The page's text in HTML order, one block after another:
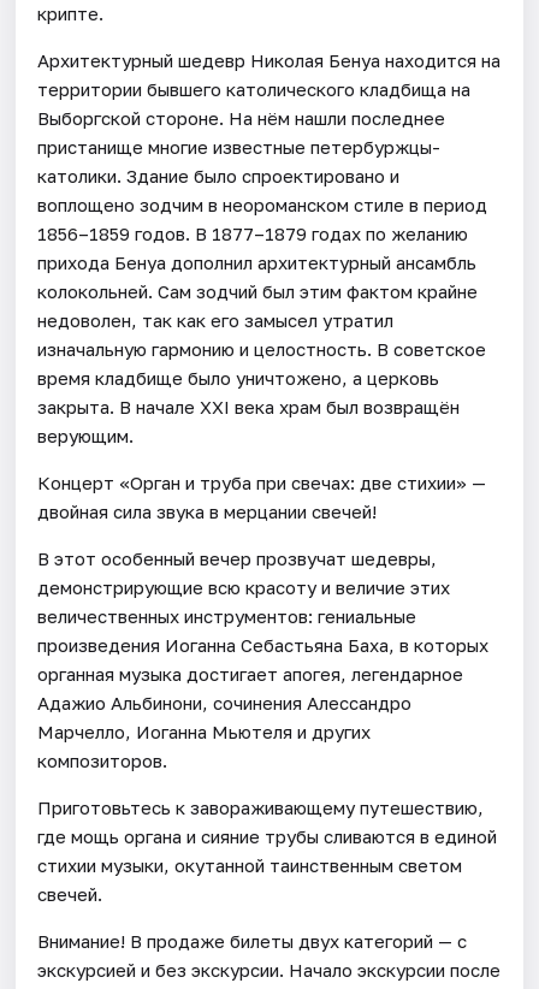
крипте.
Архитектурный шедевр Николая Бенуа находится на
территории бывшего католического кладбища на
Выборгской стороне. На нём нашли последнее
пристанище многие известные петербуржцы-
католики. Здание было спроектировано и
воплощено зодчим в неороманском стиле в период
1856–1859 годов. В 1877–1879 годах по желанию
прихода Бенуа дополнил архитектурный ансамбль
колокольней. Сам зодчий был этим фактом крайне
недоволен, так как его замысел утратил
изначальную гармонию и целостность. В советское
время кладбище было уничтожено, а церковь
закрыта. В начале XXI века храм был возвращён
верующим.
Концерт «Орган и труба при свечах: две стихии» —
двойная сила звука в мерцании свечей!
В этот особенный вечер прозвучат шедевры,
демонстрирующие всю красоту и величие этих
величественных инструментов: гениальные
произведения Иоганна Себастьяна Баха, в которых
органная музыка достигает апогея, легендарное
Адажио Альбинони, сочинения Алессандро
Марчелло, Иоганна Мьютеля и других
композиторов.
Приготовьтесь к завораживающему путешествию,
где мощь органа и сияние трубы сливаются в единой
стихии музыки, окутанной таинственным светом
свечей.
Внимание! В продаже билеты двух категорий — с
экскурсией и без экскурсии. Начало экскурсии после